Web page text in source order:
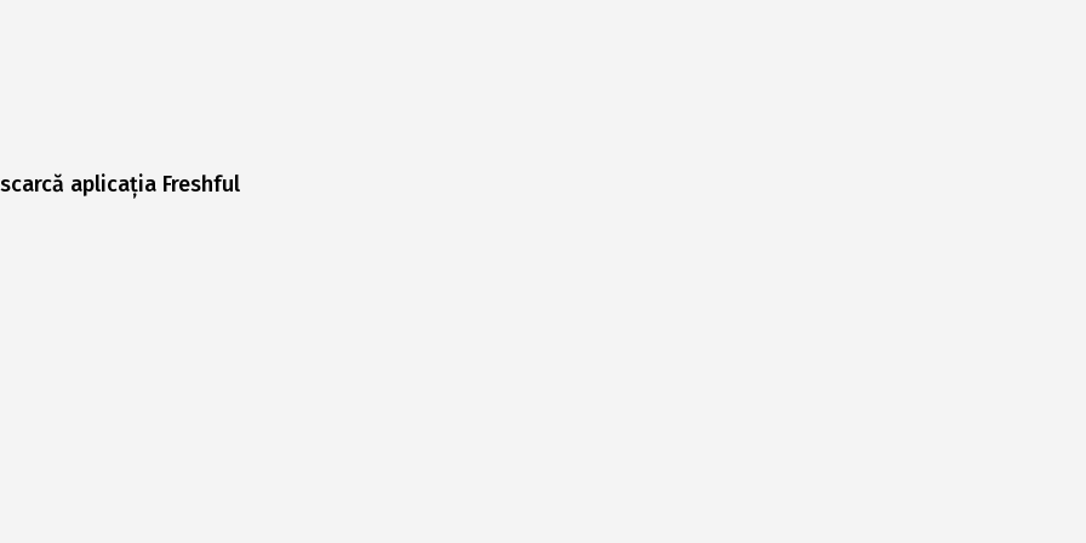
aplicația Freshful